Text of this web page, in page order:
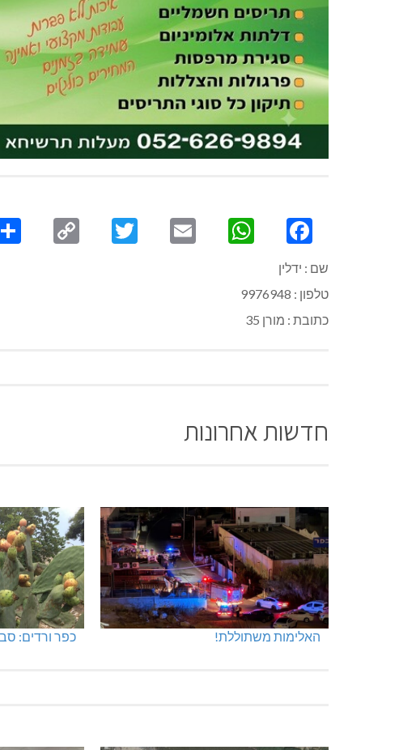
Facebook
WhatsApp
Email
Twitter
Copy
שם : ידלין
טלפון : 9976948
כתובת : מורן 35
חדשות אחרונות